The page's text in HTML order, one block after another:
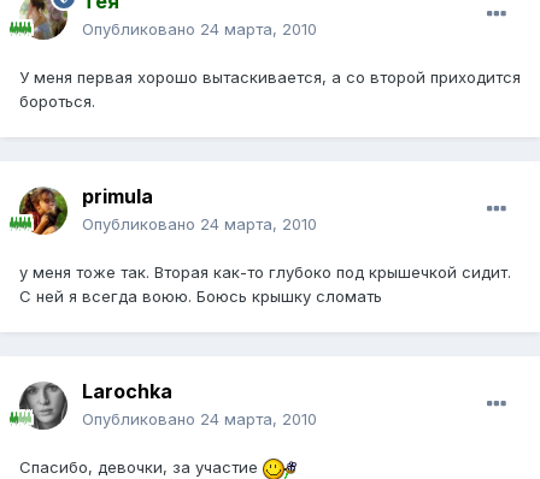
Опубликовано 24 марта, 2010
У меня первая хорошо вытаскивается, а со второй приходится
бороться.
primula
Опубликовано 24 марта, 2010
у меня тоже так. Вторая как-то глубоко под крышечкой сидит.
С ней я всегда воюю. Боюсь крышку сломать
Larochka
Опубликовано 24 марта, 2010
Спасибо, девочки, за участие